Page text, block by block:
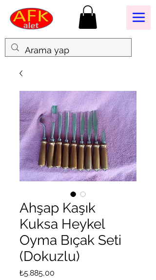
Ahşap Kaşık
Kuksa Heykel
Oyma Bıçak Seti
(Dokuzlu)
₺5.885,00